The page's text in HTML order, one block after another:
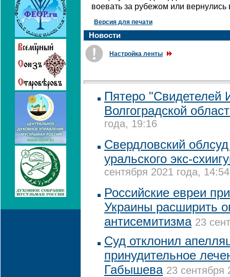
воевать за рубежом или
Версия для печати
Новости
Настройка ленты
Пятеро "Свидетелей
Волгоградской
года, 19:16
Свердловский
уральского экс-
сентября 2021 года, 14:54
Российские евреи
Украины расширить
антисемитизма 23
Суд отклонил
принудительное
Габышева 23 сентября